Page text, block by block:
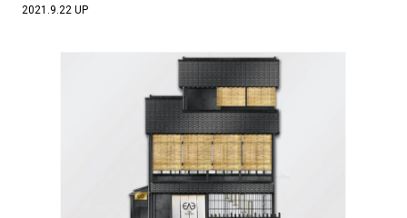
2021.9.22 UP